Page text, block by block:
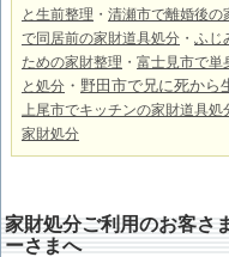
と生前整理 ・ 清瀬市で離婚後の
で同居前の家財道具処分 ・ ふじ
ための家財整理 ・ 富士見市で単
と処分 ・ 野田市で兄に死から
上尾市でキッチンの家財道具処
家財処分
家財処分ご利用のお客さ
ーさまへ